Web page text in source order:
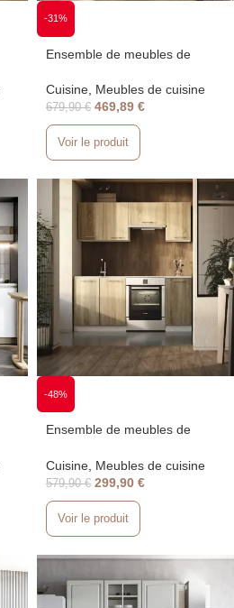
-31%
Ensemble de meubles de
Lila 2,4 m
Cuisine Meubles de cuisine
679,90€ 469,89 €
Voir le produit
-48%
Ensemble de meubles de
chêne Naturel Oak 1,8 m
Cuisine Meubles de cuisine
579,90€ 299,90 €
Voir le produit